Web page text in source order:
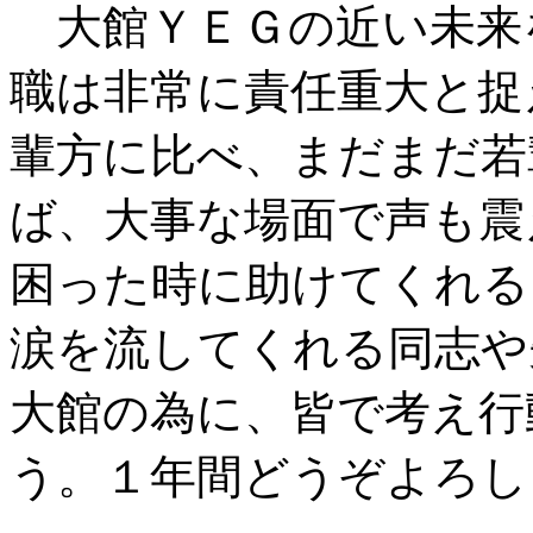
大館ＹＥＧの近い未来
職は非常に責任重大と
輩方に比べ、まだまだ
ば、大事な場面で声も
困った時に助けてくれ
涙を流してくれる同志
大館の為に、皆で考え
う。１年間どうぞよろ